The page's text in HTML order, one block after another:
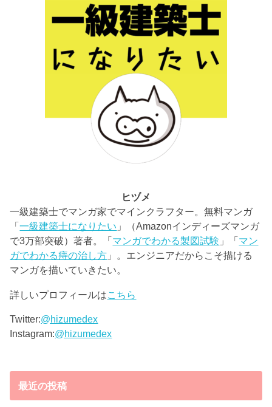
ヒヅメ
一級建築士でマンガ家でマインクラフター。無料マンガ
「一級建築士になりたい 」（Amazonインディーズマンガ
で3万部突破）著者。「マンガでわかる製図試験 」「マン
ガでわかる痔の治し方 」。エンジニアだからこそ描ける
マンガを描いていきたい。
詳しいプロフィールはこちら
Twitter:@hizumedex
Instagram:@hizumedex
最近の投稿